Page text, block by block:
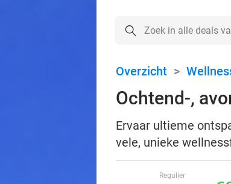
Overzicht >
Ochtend-,
Ervaar ultieme
vele, unieke
Regulier